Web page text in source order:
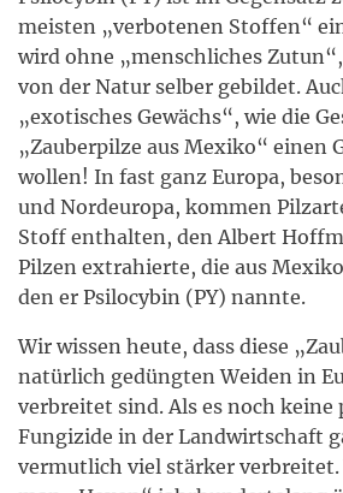
meisten „verbotenen Stoffen“
wird ohne „menschliches
von der Natur selber gebildet.
„exotisches Gewächs“, wie die
„Zauberpilze aus Mexiko“ einen
wollen! In fast ganz Europa,
und Nordeuropa, kommen
Stoff enthalten, den Albert
Pilzen extrahierte, die aus
den er Psilocybin (PY) nannte.
Wir wissen heute, dass diese
natürlich gedüngten Weiden in
verbreitet sind. Als es noch
Fungizide in der Landwirtschaft
vermutlich viel stärker verbreitet.